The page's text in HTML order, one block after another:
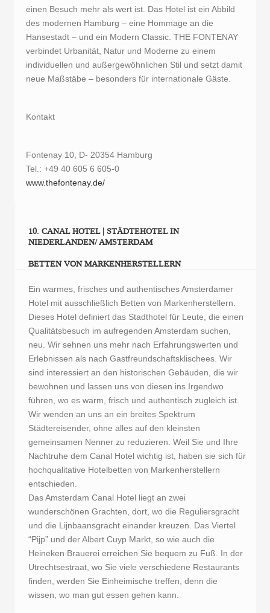
einen Besuch mehr als wert ist. Das Hotel ist ein Abbild
des modernen Hamburg – eine Hommage an die
Hansestadt – und ein Modern Classic. THE FONTENAY
verbindet Urbanität, Natur und Moderne zu einem
individuellen und außergewöhnlichen Stil und setzt damit
neue Maßstäbe – besonders für internationale Gäste.
Kontakt
Fontenay 10, D- 20354 Hamburg
Tel.: +49 40 605 6 605-0
www.thefontenay.de/
10. CANAL HOTEL | STÄDTEHOTEL IN
NIEDERLANDEN/ AMSTERDAM
BETTEN VON MARKENHERSTELLERN
Ein warmes, frisches und authentisches Amsterdamer
Hotel mit ausschließlich Betten von Markenherstellern.
Dieses Hotel definiert das Stadthotel für Leute, die einen
Qualitätsbesuch im aufregenden Amsterdam suchen,
neu. Wir sehnen uns mehr nach Erfahrungswerten und
Erlebnissen als nach Gastfreundschaftsklischees. Wir
sind interessiert an den historischen Gebäuden, die wir
bewohnen und lassen uns von diesen ins Irgendwo
führen, wo es warm, frisch und authentisch zugleich ist.
Wir wenden an uns an ein breites Spektrum
Städtereisender, ohne alles auf den kleinsten
gemeinsamen Nenner zu reduzieren. Weil Sie und Ihre
Nachtruhe dem Canal Hotel wichtig ist, haben sie sich für
hochqualitative Hotelbetten von Markenherstellern
entschieden.
Das Amsterdam Canal Hotel liegt an zwei
wunderschönen Grachten, dort, wo die Reguliersgracht
und die Lijnbaansgracht einander kreuzen. Das Viertel
“Pijp” und der Albert Cuyp Markt, so wie auch die
Heineken Brauerei erreichen Sie bequem zu Fuß. In der
Utrechtsestraat, wo Sie viele verschiedene Restaurants
finden, werden Sie Einheimische treffen, denn die
wissen, wo man gut essen gehen kann.